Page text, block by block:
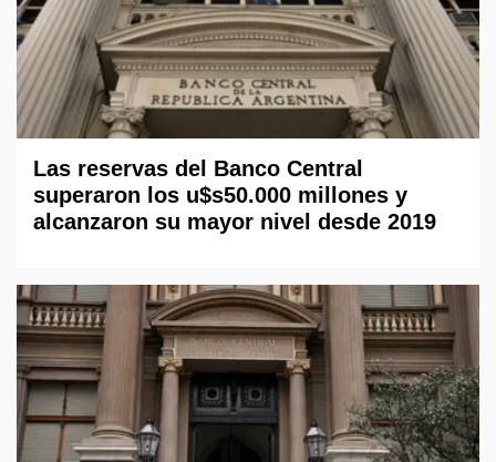
Las reservas del Banco Central
superaron los u$s50.000 millones y
alcanzaron su mayor nivel desde 2019